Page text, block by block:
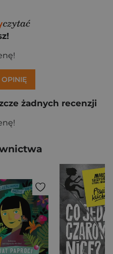
żadnych recenzji